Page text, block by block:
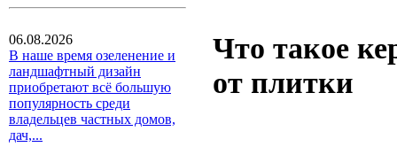
06.08.2026
В наше время озеленение и
ландшафтный дизайн
приобретают всё большую
популярность среди
владельцев частных домов,
дач,...
Что такое
от плитки